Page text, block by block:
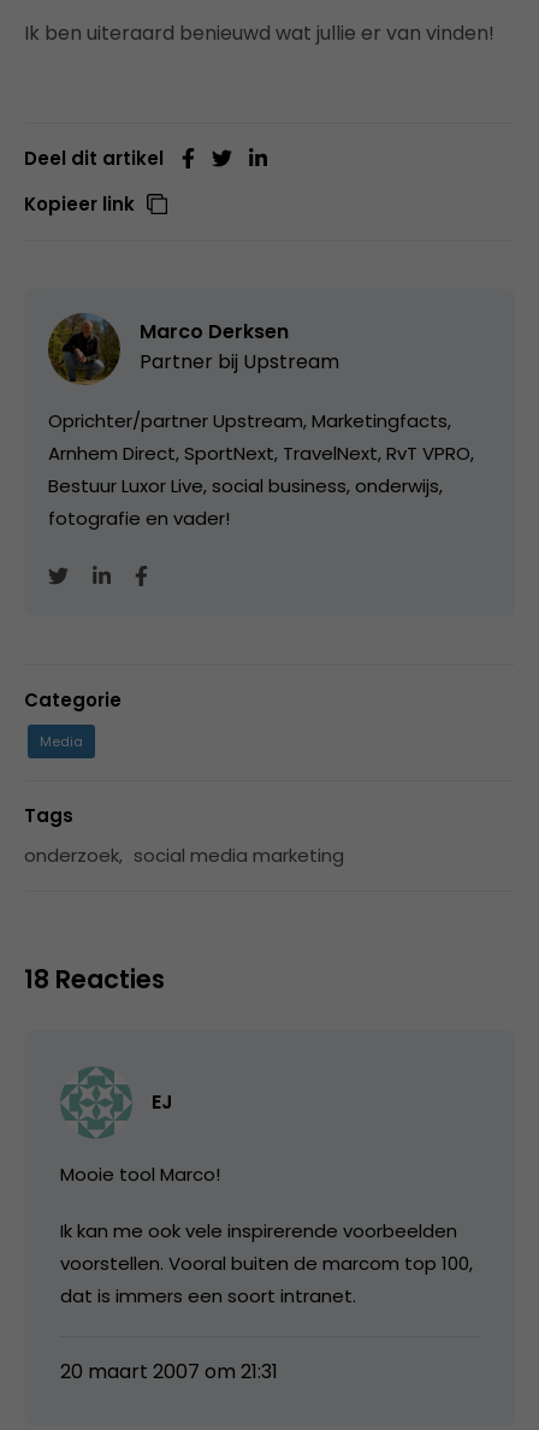
Ik ben uiteraard benieuwd wat jullie er van vinden!
Deel dit artikel
Kopieer link
Marco Derksen
Partner bij Upstream
Oprichter/partner Upstream, Marketingfacts,
Arnhem Direct, SportNext, TravelNext, RvT VPRO,
Bestuur Luxor Live, social business, onderwijs,
fotografie en vader!
Categorie
Media
Tags
onderzoek, social media marketing
18 Reacties
EJ
Mooie tool Marco!
Ik kan me ook vele inspirerende voorbeelden
voorstellen. Vooral buiten de marcom top 100,
dat is immers een soort intranet.
20 maart 2007 om 21:31